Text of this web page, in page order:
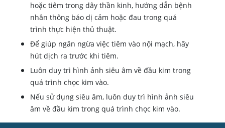
hoặc tiêm trong dây thần kinh, hướng dẫn bệnh
nhân thông báo dị cảm hoặc đau trong quá
trình thực hiện thủ thuật.
Để giúp ngăn ngừa việc tiêm vào nội mạch, hãy
hút dịch ra trước khi tiêm.
Luôn duy trì hình ảnh siêu âm về đầu kim trong
quá trình chọc kim vào.
Nếu sử dụng siêu âm, luôn duy trì hình ảnh siêu
âm về đầu kim trong quá trình chọc kim vào.